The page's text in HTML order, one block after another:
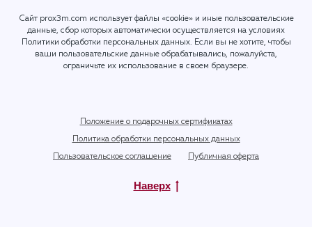
Сайт prox3m.com использует файлы «cookie» и иные пользовательские
данные, сбор которых автоматически осуществляется на условиях
Политики обработки персональных данных. Если вы не хотите, чтобы
ваши пользовательские данные обрабатывались, пожалуйста,
ограничьте их использование в своем браузере.
Положение о подарочных сертификатах
Политика обработки персональных данных
Пользовательское соглашение Публичная оферта
Наверх